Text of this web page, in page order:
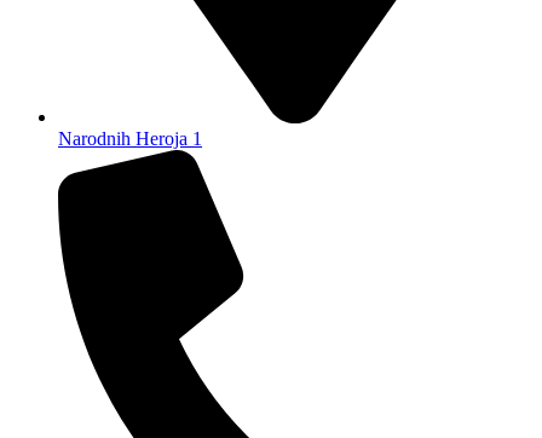
Narodnih Heroja 1